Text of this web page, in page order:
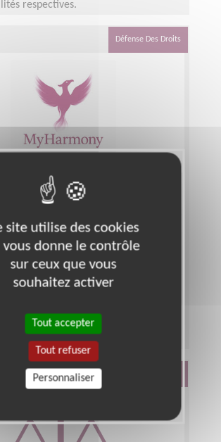
respectives.
Défense Des Droits
qualité et conformité
engagée pour
des femmes
ET-MARNE (77)
Logistique, Sécurité, Transport
demandée :Intervention ponctuelle.
site utilise des cookies
vous donne le contrôle
sur ceux que vous
souhaitez activer
Tout accepter
Tout refuser
Personnaliser